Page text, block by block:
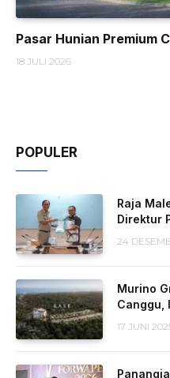
Pasar Hunian Premium
18 JULI 2026
POPULER
Raja
Direktur
24
Murino
Canggu,
17 JUNI